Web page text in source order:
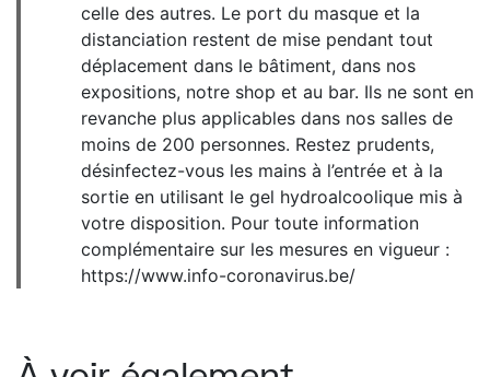
celle des autres. Le port du masque et la
distanciation restent de mise pendant tout
déplacement dans le bâtiment, dans nos
expositions, notre shop et au bar. Ils ne sont en
revanche plus applicables dans nos salles de
moins de 200 personnes. Restez prudents,
désinfectez-vous les mains à l’entrée et à la
sortie en utilisant le gel hydroalcoolique mis à
votre disposition. Pour toute information
complémentaire sur les mesures en vigueur :
https://www.info-coronavirus.be/